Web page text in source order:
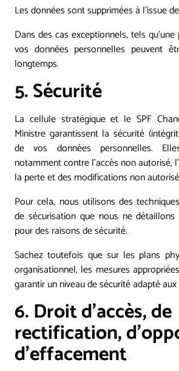
Les données sont supprimées à l'issue
Dans des cas exceptionnels, tels
vos données personnelles peuvent
longtemps.
5. Sécurité
La cellule stratégique et le SPF
Ministre garantissent la sécurité
de vos données personnelles.
notamment contre l'accès non autorisé,
la perte et des modifications non
Pour cela, nous utilisons des
de sécurisation que nous ne
pour des raisons de sécurité.
Sachez toutefois que sur les plans
organisationnel, les mesures
garantir un niveau de sécurité adapté aux
6. Droit d'accès, de
rectification,
d’effacement